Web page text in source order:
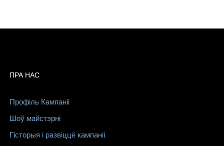
ПРА НАС
Профіль Кампаніі
Шоў майстэрні
Гісторыя і развіццё кампаніі